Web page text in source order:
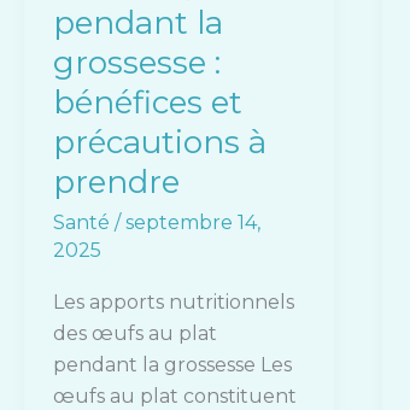
pendant la
grossesse :
bénéfices et
précautions à
prendre
Santé /septembre 14,
2025
Les apports nutritionnels
des œufs au plat
pendant la grossesse Les
œufs au plat constituent
et
précautions
à
prendre